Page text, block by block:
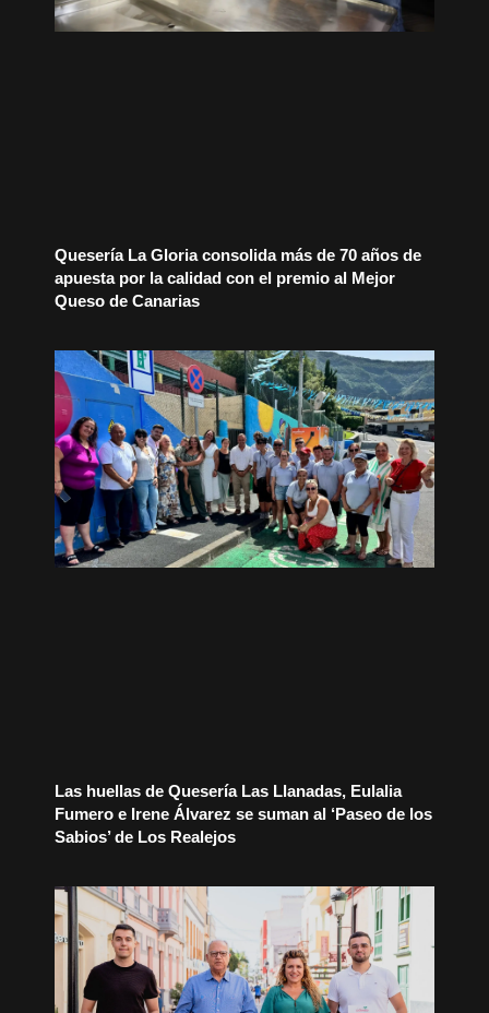
Quesería La Gloria consolida más de 70 años de
apuesta por la calidad con el premio al Mejor
Queso de Canarias
Las huellas de Quesería Las Llanadas, Eulalia
Fumero e Irene Álvarez se suman al ‘Paseo de los
Sabios’ de Los Realejos